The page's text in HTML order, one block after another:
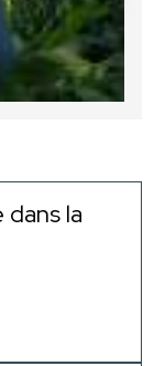
la